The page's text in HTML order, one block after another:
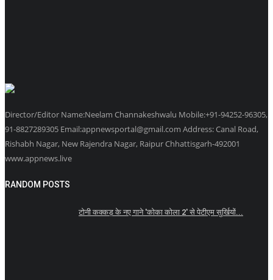
Director/Editor Name:Neelam Channakeshwalu Mobile:+91-94252-96305,
91-8827289305 Email:appnewsportal@gmail.com Address: Canal Road,
Rishabh Nagar, New Rajendra Nagar, Raipur Chhattisgarh-492001
www.appnews.live
RANDOM POSTS
टोनी कक्कड़ के नए गाने 'कोका कोला 2' से पेटीएम सुर्खियों...